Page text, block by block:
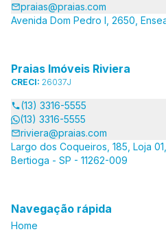
praias@praias.com
Avenida Dom Pedro I, 2650,
Praias Imóveis Riviera
CRECI: 26037J
(13) 3316-5555
(13) 3316-5555
riviera@praias.com
Largo dos Coqueiros, 185, Loja
Bertioga - SP - 11262-009
Navegação rápida
Home